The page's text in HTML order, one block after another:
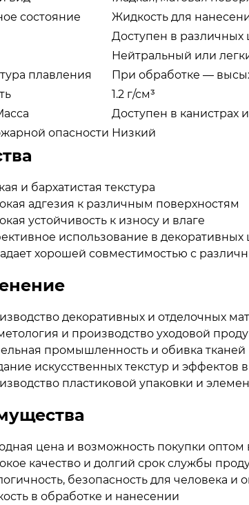
состояние
Жидкость для
Доступен в различных
Нейтральный или
плавления
При обработке —
1.2 г/см³
Доступен в канистрах
опасности Низкий
и бархатистая текстура
адгезия к различным поверхностям
устойчивость к износу и влаге
использование в декоративных
хорошей совместимостью с
декоративных и отделочных
и производство уходовой
промышленность и обивка тканей
искусственных текстур и эффектов
пластиковой упаковки и
цена и возможность покупки оптом
качество и долгий срок службы
безопасность для человека
в обработке и нанесении